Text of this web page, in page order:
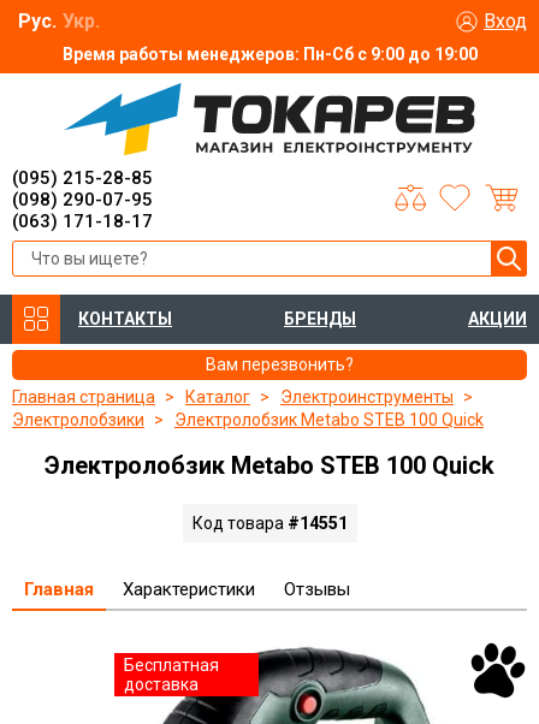
Время работы менеджеров: Пн-Сб с 9:00 до 19:00
Рус. Укр. Вход
(095) 215-28-85
(098) 290-07-95
(063) 171-18-17
КОНТАКТЫ БРЕНДЫ АКЦИИ
Вам перезвонить?
Главная страница
Каталог
Электроинструменты
Электролобзики
Электролобзик Metabo STEB 100 Quick
Электролобзик Metabo STEB 100 Quick
Код товара #14551
Главная Характеристики Отзывы
Бесплатная
доставка